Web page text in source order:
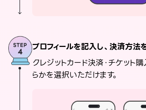
プロフィールを記入し、決済方法
クレジットカード決済・チケット
らかを選択いただけます。